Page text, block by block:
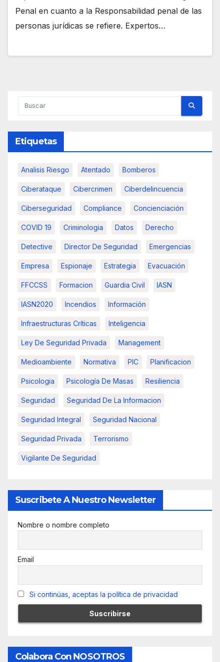
Penal en cuanto a la Responsabilidad penal de las
personas jurídicas se refiere. Expertos…
Etiquetas
Analisis Riesgo Atentado Bomberos
Ciberataque Cibercrimen Ciberdelincuencia
Ciberseguridad Compliance Concienciación
COVID 19 Criminologia Datos Derecho
Detective Director De Seguridad Emergencias
Empresa Espionaje Estrategia Evacuación
FFCCSS Formacion Guardia Civil IASN
IASN2020 Incendios Información
Infraestructuras Críticas Inteligencia
Ley De Seguridad Privada Management
Medioambiente Normativa PIC Planificacion
Psicologia Psicología De Masas Resiliencia
Seguridad Seguridad De La Informacion
Seguridad Integral Seguridad Nacional
Seguridad Privada Terrorismo
Vigilante De Seguridad
Suscribete A Nuestro Newsletter
Nombre o nombre completo
Email
Si continúas, aceptas la política de privacidad
Colabora Con NOSOTROS